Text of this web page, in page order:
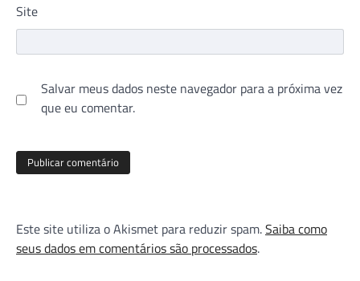
Site
Salvar meus dados neste navegador para a próxima vez
que eu comentar.
Este site utiliza o Akismet para reduzir spam.Saiba como
seus dados em comentários são processados.